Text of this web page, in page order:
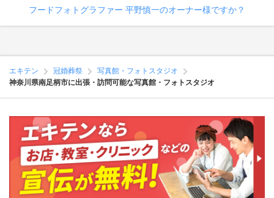
フードフォトグラファー 平野慎一のオーナー様ですか？
エキテン 冠婚葬祭
写真館・フォトスタジオ
神奈川県南足柄市に出張・訪問可能な写真館・フォトスタジオ